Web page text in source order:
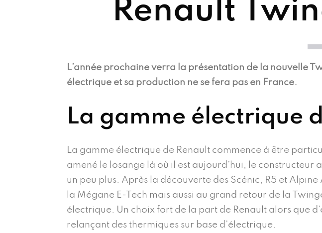
Renault
L’année prochaine verra la présentation de la nouvelle
électrique et sa production ne se fera pas en France.
La gamme électrique
La gamme électrique de Renault commence à être
amené le losange là où il est aujourd’hui, le constructeur
un peu plus. Après la découverte des Scénic, R5 et
la Mégane E-Tech mais aussi au grand retour de la
électrique. Un choix fort de la part de Renault alors que
relançant des thermiques sur base d’électrique.